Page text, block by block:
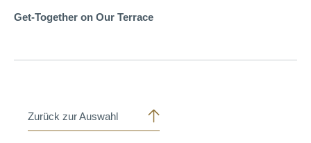
Get-Together on Our Terrace
Zurück zur Auswahl